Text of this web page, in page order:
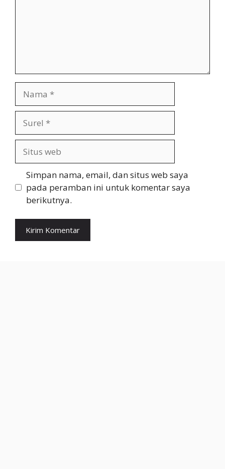
web
Simpan nama, email, dan situs web saya
pada peramban ini untuk komentar saya
berikutnya.